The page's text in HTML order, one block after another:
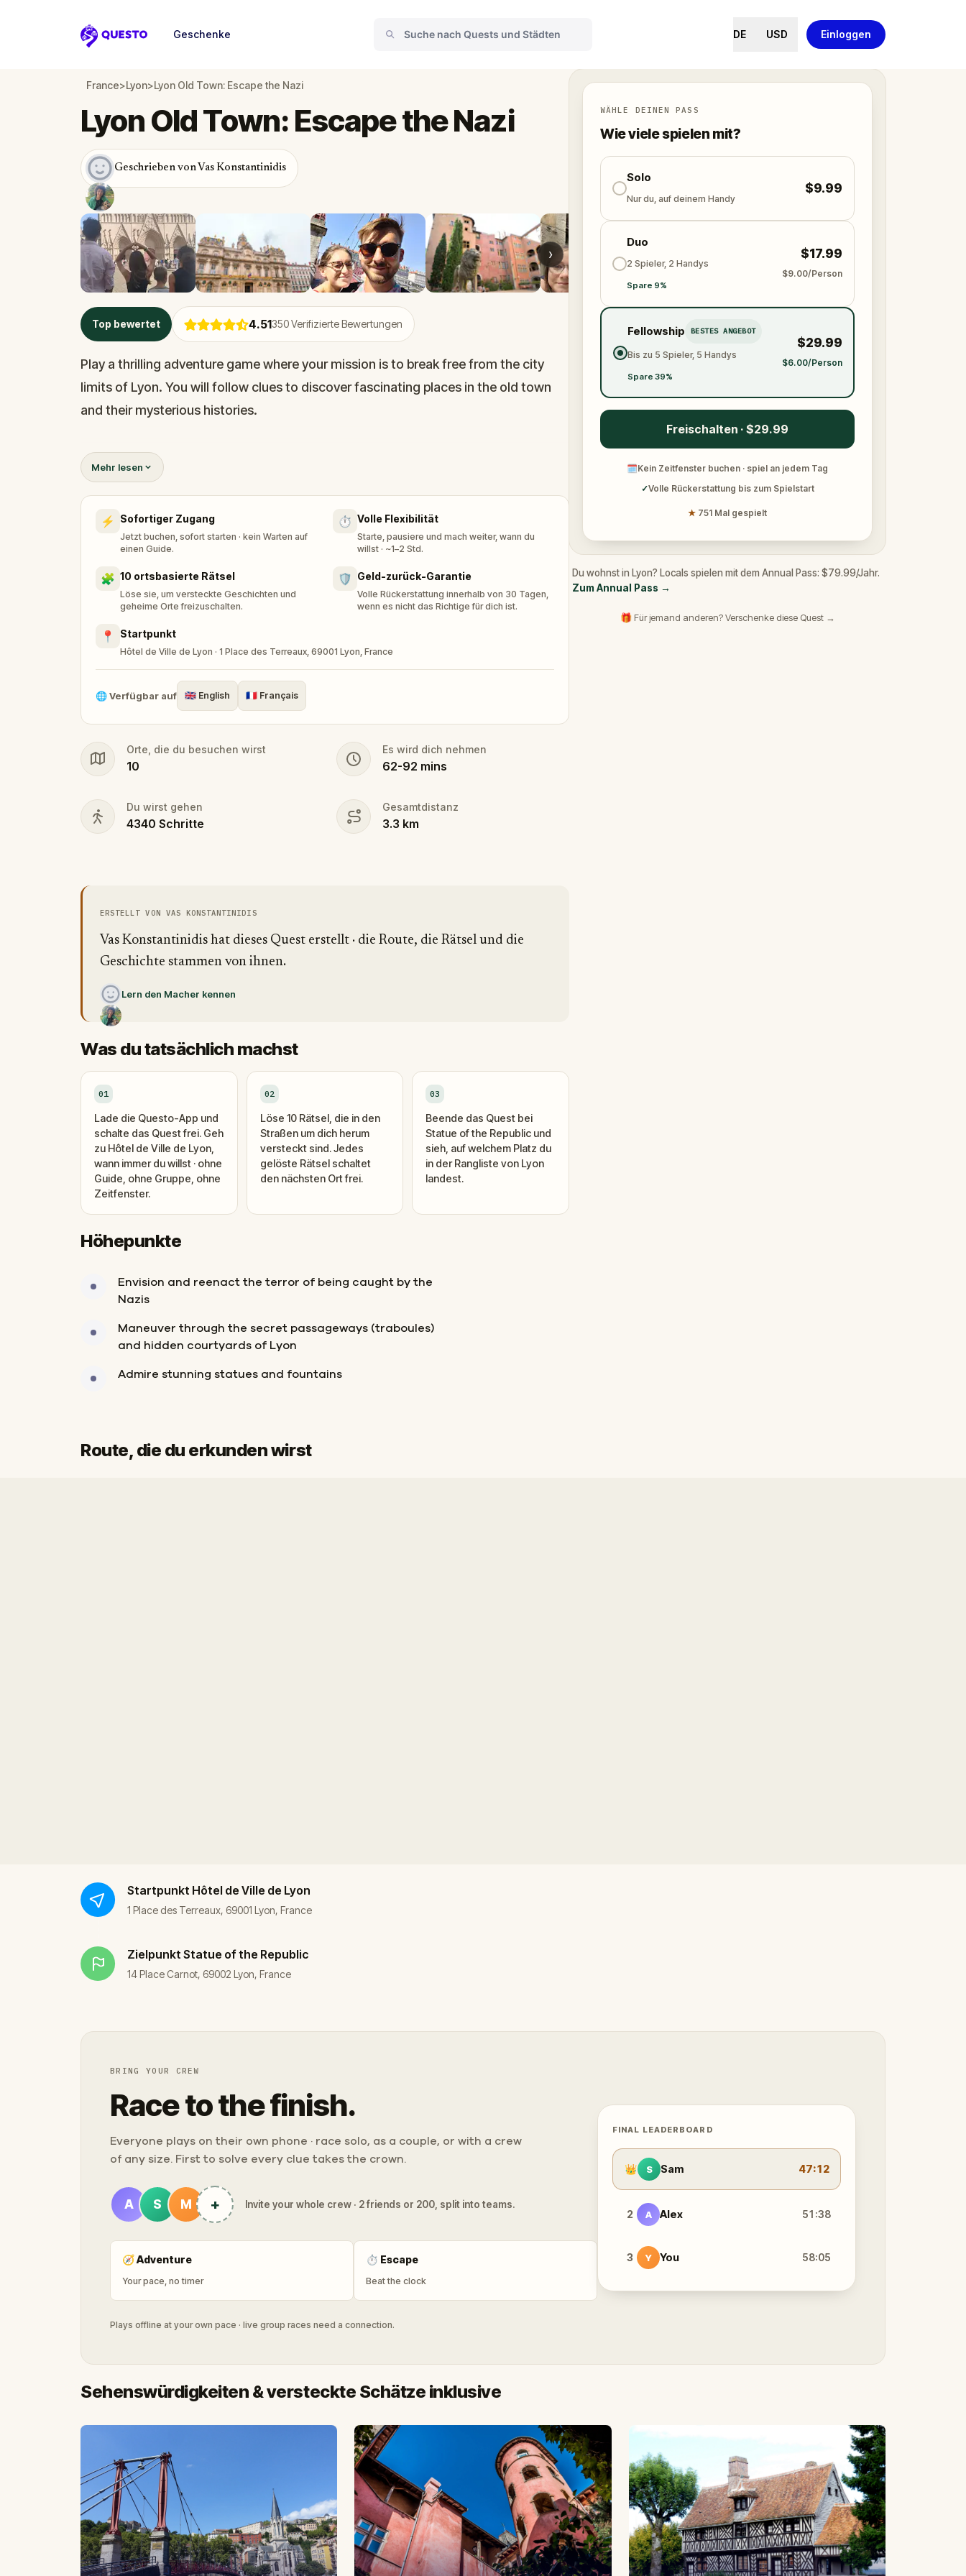
Questo
Geschenke DE USD Einloggen
France>Lyon>Lyon Old Town: Escape the Nazi
›
Top bewertet 4.51350Verifizierte Bewertungen
Lyon Old Town: Escape the Nazi
Geschrieben von Vas Konstantinidis
Play a thrilling adventure game where your mission is to break free from the city
limits of Lyon. You will follow clues to discover fascinating places in the old town
and their mysterious histories.
Discover monuments from the Renaissance, uncover secret passageways that
were used to escape from the Nazis, and learn about the enchanting local history.
Are you ready to escape Lyon?
Mehr lesen
⚡ Sofortiger Zugang
Jetzt buchen, sofort starten · kein Warten auf
einen Guide.
⏱️ Volle Flexibilität
Starte, pausiere und mach weiter, wann du
willst · ~1–2 Std.
🧩 10 ortsbasierte Rätsel
Löse sie, um versteckte Geschichten und
geheime Orte freizuschalten.
🛡️ Geld-zurück-Garantie
Volle Rückerstattung innerhalb von 30 Tagen,
wenn es nicht das Richtige für dich ist.
📍 Startpunkt
Hôtel de Ville de Lyon · 1 Place des Terreaux, 69001 Lyon, France
🌐Verfügbar auf 🇬🇧 English 🇫🇷 Français
Orte, die du besuchen wirst
10
Es wird dich nehmen
62-92 mins
Du wirst gehen
4340 Schritte
Gesamtdistanz
3.3 km
ERSTELLT VON VAS KONSTANTINIDIS
Vas Konstantinidis hat dieses Quest erstellt · die Route, die Rätsel und die
Geschichte stammen von ihnen.
Lern den Macher kennen
Was du tatsächlich machst
01
Lade die Questo-App und
schalte das Quest frei. Geh
zu Hôtel de Ville de Lyon,
wann immer du willst · ohne
Guide, ohne Gruppe, ohne
Zeitfenster.
02
Löse 10 Rätsel, die in den
Straßen um dich herum
versteckt sind. Jedes
gelöste Rätsel schaltet
den nächsten Ort frei.
03
Beende das Quest bei
Statue of the Republic und
sieh, auf welchem Platz du
in der Rangliste von Lyon
landest.
Höhepunkte
Envision and reenact the terror of being caught by the
Nazis
Maneuver through the secret passageways (traboules)
and hidden courtyards of Lyon
Admire stunning statues and fountains
WÄHLE DEINEN PASS
Wie viele spielen mit?
Solo
Nur du, auf deinem Handy
$9.99
Duo
2 Spieler, 2 Handys
Spare 9%
$17.99
$9.00/Person
Fellowship BESTES ANGEBOT
Bis zu 5 Spieler, 5 Handys
Spare 39%
$29.99
$6.00/Person
Freischalten · $29.99
🗓Kein Zeitfenster buchen · spiel an jedem Tag
✓Volle Rückerstattung bis zum Spielstart
★ 751 Mal gespielt
Du wohnst in Lyon? Locals spielen mit dem Annual Pass: $79.99/Jahr.
Zum Annual Pass →
🎁 Für jemand anderen? Verschenke diese Quest →
Route, die du erkunden wirst
Startpunkt Hôtel de Ville de Lyon
1 Place des Terreaux, 69001 Lyon, France
Zielpunkt Statue of the Republic
14 Place Carnot, 69002 Lyon, France
BRING YOUR CREW
Race to the finish.
Everyone plays on their own phone · race solo, as a couple, or with a crew
of any size. First to solve every clue takes the crown.
A S M + Invite your whole crew · 2 friends or 200, split into teams.
🧭Adventure
Your pace, no timer
⏱ Escape
Beat the clock
Plays offline at your own pace · live group races need a connection.
FINAL LEADERBOARD
👑 S Sam 47:12
2 A Alex 51:38
3 Y You 58:05
Sehenswürdigkeiten & versteckte Schätze inklusive